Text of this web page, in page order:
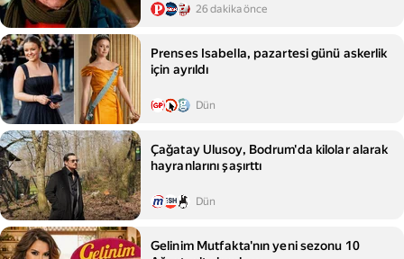
26 dakika önce
Prenses Isabella, pazartesi günü askerlik
için ayrıldı
Dün
Çağatay Ulusoy, Bodrum'da kilolar alarak
hayranlarını şaşırttı
Dün
Gelinim Mutfakta'nın yeni sezonu 10